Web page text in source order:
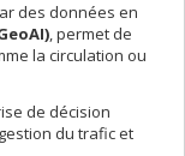
des données en
, permet de
la circulation ou
de décision
du trafic et